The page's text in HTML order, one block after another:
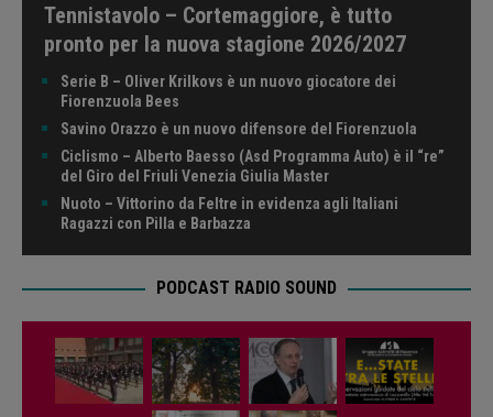
Tennistavolo – Cortemaggiore, è tutto
pronto per la nuova stagione 2026/2027
Serie B – Oliver Krilkovs è un nuovo giocatore dei
Fiorenzuola Bees
Savino Orazzo è un nuovo difensore del Fiorenzuola
Ciclismo – Alberto Baesso (Asd Programma Auto) è il “re”
del Giro del Friuli Venezia Giulia Master
Nuoto – Vittorino da Feltre in evidenza agli Italiani
Ragazzi con Pilla e Barbazza
PODCAST RADIO SOUND